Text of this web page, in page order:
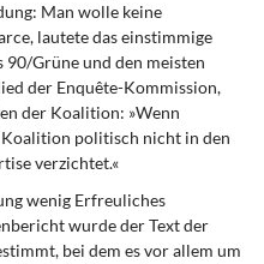
Man wolle keine
lautete das einstimmige
90/Grüne und den meisten
der Enquête-Kommission,
der Koalition: »Wenn
politisch nicht in den
verzichtet.«
wenig Erfreuliches
wurde der Text der
bei dem es vor allem um